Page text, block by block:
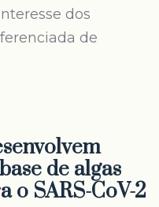
dos
de
de algas
o SARS-CoV-2